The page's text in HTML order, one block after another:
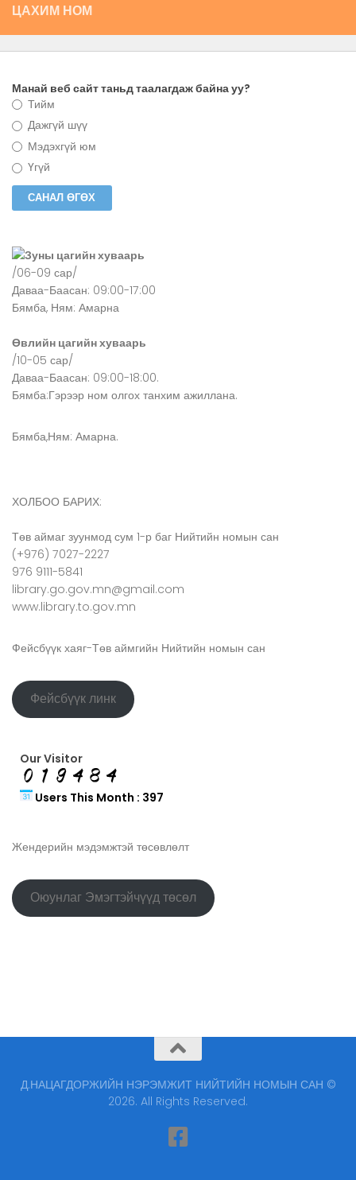
ЦАХИМ НОМ
Манай веб сайт таньд таалагдаж байна уу?
Тийм
Дажгүй шүү
Мэдэхгүй юм
Үгүй
Зуны цагийн хуваарь
/06-09 сар/
Даваа-Баасан: 09:00-17:00
Бямба, Ням: Амарна
Өвлийн цагийн хуваарь
/10-05 сар/
Даваа-Баасан: 09:00-18:00.
Бямба:Гэрээр ном олгох танхим ажиллана.
Бямба,Ням: Амарна.
ХОЛБОО БАРИХ:
Төв аймаг зуунмод сум 1-р баг Нийтийн номын сан
(+976) 7027-2227
976 9111-5841
library.go.gov.mn@gmail.com
www.library.to.gov.mn
Фейсбүүк хаяг-Төв аймгийн Нийтийн номын сан
Фейсбүүк линк
Our Visitor
Users This Month : 397
Жендерийн мэдэмжтэй төсөвлөлт
Оюунлаг Эмэгтэйчүүд төсөл
Д.НАЦАГДОРЖИЙН НЭРЭМЖИТ НИЙТИЙН НОМЫН САН ©
2026. All Rights Reserved.